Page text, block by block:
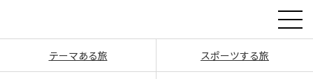
テーマある旅 スポーツする旅